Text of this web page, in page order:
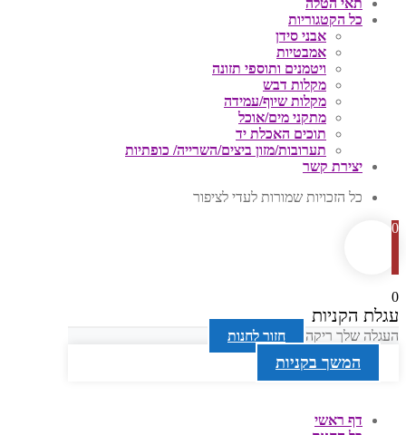
תאי הטלה
כל הקטגוריות
אבני סידן
אמבטיות
ויטמנים ותוספי תזונה
מקלות דבש
מקלות שיוף/עמידה
מתקני מים/אוכל
תוכים האכלת יד
תערובות/מזון ביצים/השרייה/ כופתיות
יצירת קשר
כל הזכויות שמורות לעדי לציפור
0
0
עגלת הקניות
העגלה שלך ריקה חזור לחנות
המשך בקניות
דף ראשי